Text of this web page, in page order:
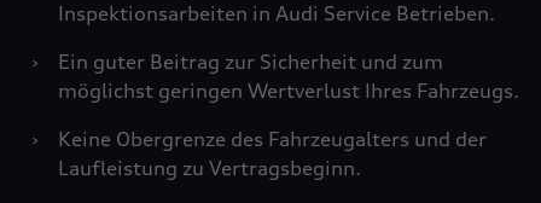
Inspektionsarbeiten in Audi Service Betrieben.
›
Ein guter Beitrag zur Sicherheit und zum
möglichst geringen Wertverlust Ihres Fahrzeugs.
›
Keine Obergrenze des Fahrzeugalters und der
Laufleistung zu Vertragsbeginn.